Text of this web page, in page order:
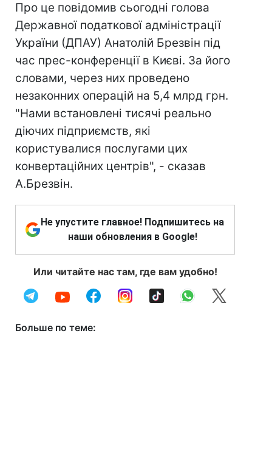
Про це повідомив сьогодні голова
Державної податкової адміністрації
України (ДПАУ) Анатолій Брезвін під
час прес-конференції в Києві. За його
словами, через них проведено
незаконних операцій на 5,4 млрд грн.
"Нами встановлені тисячі реально
діючих підприємств, які
користувалися послугами цих
конвертаційних центрів", - сказав
А.Брезвін.
Не упустите главное! Подпишитесь на
наши обновления в Google!
Или читайте нас там, где вам удобно!
Больше по теме: